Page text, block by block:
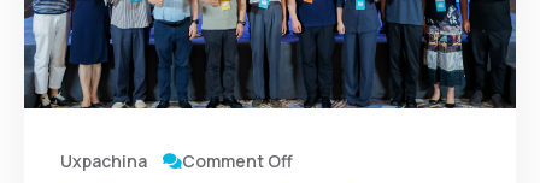
Uxpachina Comment Off